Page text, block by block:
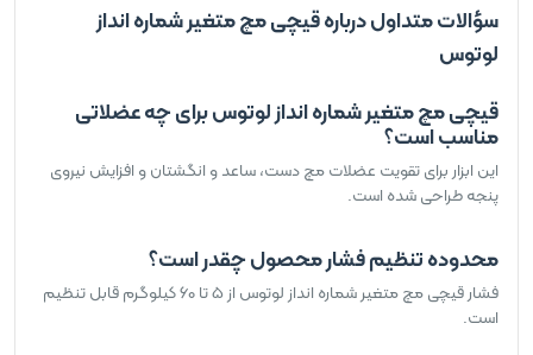
سؤالات متداول درباره قیچی مچ متغیر شماره انداز
لوتوس
قیچی مچ متغیر شماره انداز لوتوس برای چه عضلاتی
مناسب است؟
این ابزار برای تقویت عضلات مچ دست، ساعد و انگشتان و افزایش نیروی
پنجه طراحی شده است.
محدوده تنظیم فشار محصول چقدر است؟
فشار قیچی مچ متغیر شماره انداز لوتوس از 5 تا 60 کیلوگرم قابل تنظیم
است.